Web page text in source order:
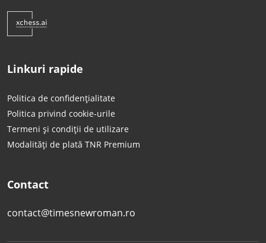
Linkuri rapide
Politica de confidențialitate
Politica privind cookie-urile
Termeni și condiții de utilizare
Modalități de plată TNR Premium
Contact
contact@timesnewroman.ro